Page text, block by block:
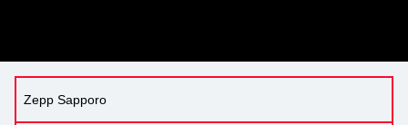
Zepp Sapporo